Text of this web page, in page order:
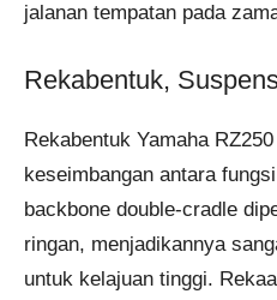
jalanan tempatan pada
Rekabentuk,
Rekabentuk Yamaha
keseimbangan antara
backbone double-cradle
ringan, menjadikannya
untuk kelajuan tinggi.